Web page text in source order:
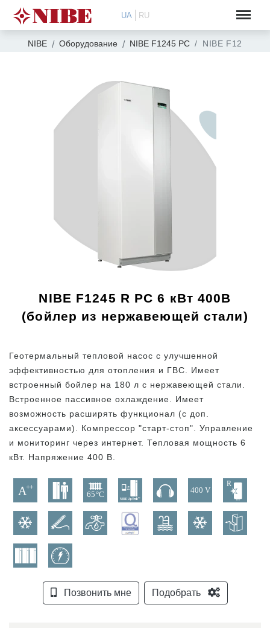
UA RU
NIBE Оборудование NIBE F1245 PC NIBE F1245 R
NIBE F1245 R PC 6 кВт 400В
(бойлер из нержавеющей стали)
Геотермальный тепловой насос с улучшенной
эффективностью для отопления и ГВС. Имеет
встроенный бойлер на 180 л с нержавеющей стали.
Встроенное пассивное охлаждение. Имеет
возможность расширять функционал (с доп.
аксессуарами). Компрессор "старт-стоп". Управление
и мониторинг через интернет. Тепловая мощность 6
кВт. Напряжение 400 В.
Позвонить мне Подобрать